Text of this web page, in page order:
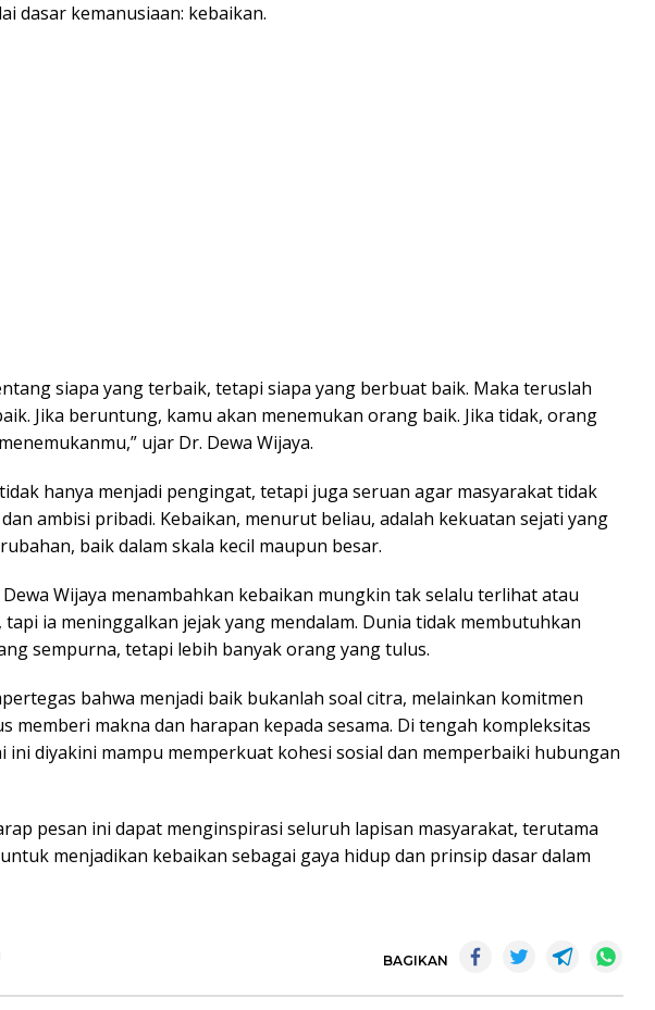
dasar kemanusiaan: kebaikan.
siapa yang terbaik, tetapi siapa yang berbuat baik. Maka teruslah
Jika beruntung, kamu akan menemukan orang baik. Jika tidak, orang
ujar Dr. Dewa Wijaya.
hanya menjadi pengingat, tetapi juga seruan agar masyarakat tidak
ambisi pribadi. Kebaikan, menurut beliau, adalah kekuatan sejati yang
baik dalam skala kecil maupun besar.
Wijaya menambahkan kebaikan mungkin tak selalu terlihat atau
ia meninggalkan jejak yang mendalam. Dunia tidak membutuhkan
sempurna, tetapi lebih banyak orang yang tulus.
bahwa menjadi baik bukanlah soal citra, melainkan komitmen
memberi makna dan harapan kepada sesama. Di tengah kompleksitas
ini diyakini mampu memperkuat kohesi sosial dan memperbaiki hubungan
pesan ini dapat menginspirasi seluruh lapisan masyarakat, terutama
menjadikan kebaikan sebagai gaya hidup dan prinsip dasar dalam
BAGIKAN